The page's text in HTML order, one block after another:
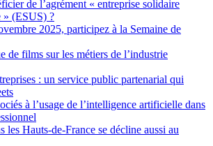
de l’agrément « entreprise solidaire
» (ESUS) ?
2025, participez à la Semaine de
de films sur les métiers de l’industrie
: un service public partenarial qui
à l’usage de l’intelligence artificielle dans
les Hauts-de-France se décline aussi au